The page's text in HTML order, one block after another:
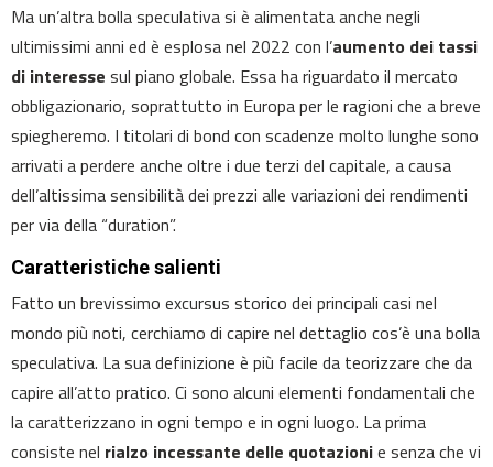
Ma un’altra bolla speculativa si è alimentata anche negli
ultimissimi anni ed è esplosa nel 2022 con l’aumento dei tassi
di interesse sul piano globale. Essa ha riguardato il mercato
obbligazionario, soprattutto in Europa per le ragioni che a breve
spiegheremo. I titolari di bond con scadenze molto lunghe sono
arrivati a perdere anche oltre i due terzi del capitale, a causa
dell’altissima sensibilità dei prezzi alle variazioni dei rendimenti
per via della “duration”.
Caratteristiche salienti
Fatto un brevissimo excursus storico dei principali casi nel
mondo più noti, cerchiamo di capire nel dettaglio cos’è una bolla
speculativa. La sua definizione è più facile da teorizzare che da
capire all’atto pratico. Ci sono alcuni elementi fondamentali che
la caratterizzano in ogni tempo e in ogni luogo. La prima
consiste nel rialzo incessante delle quotazionie senza che vi